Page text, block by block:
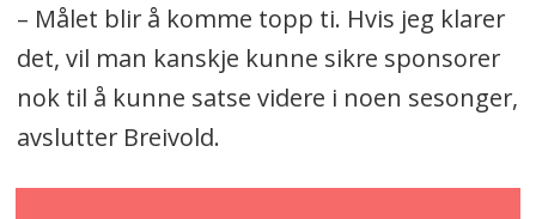
– Målet blir å komme topp ti. Hvis jeg klarer
det, vil man kanskje kunne sikre sponsorer
nok til å kunne satse videre i noen sesonger,
avslutter Breivold.